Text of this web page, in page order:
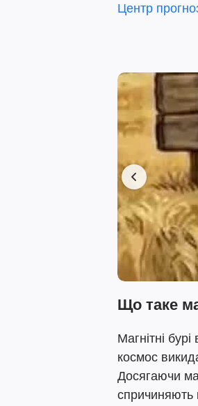
Центр
Що таке
Магнітні
космос
Досягаючи
спричиняють